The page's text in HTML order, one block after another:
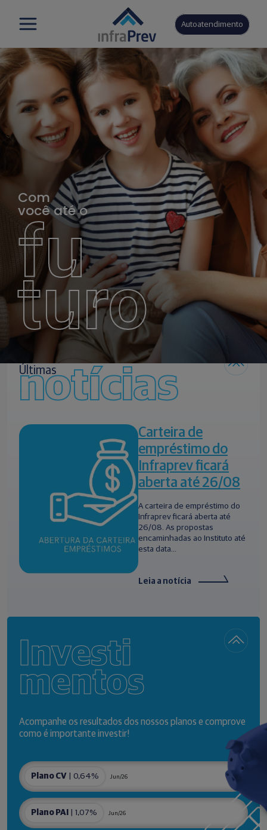
Autoatendimento
Com
você até o
fu
turo
Últimas
notícias
Carteira de
empréstimo do
Infraprev ficará
aberta até 26/08
A carteira de empréstimo do
Infraprev ficará aberta até
26/08. As propostas
encaminhadas ao Instituto até
esta data...
Leia a notícia
Investi
mentos
Acompanhe os resultados dos nossos planos e comprove
como é importante investir!
Plano CV | 0,64% Jun/26
Plano PAI | 1,07% Jun/26